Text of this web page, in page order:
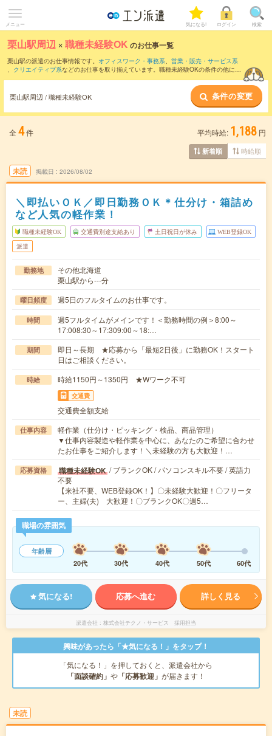
メニュー 気になる! ログイン 検索
栗山駅周辺 ×職種未経験OK のお仕事一覧
栗山駅の派遣のお仕事情報です。 オフィスワーク・事務系、 営業・販売・サービス系
、 クリエイティブ系などのお仕事を取り揃えています。職種未経験OKの条件の他に、
栗山駅周辺 / 職種未経験OK 条件の変更
全 4件 平均時給: 1,188 円
新着順 時給順
未読 掲載日 2026/08/02
＼即払いＯＫ／即日勤務ＯＫ＊仕分け・箱詰め
など人気の軽作業！
職種未経験OK 交通費別途支給あり 土日祝日が休み WEB登録OK
派遣
勤務地
その他北海道
栗山駅から---分
曜日頻度 週5日のフルタイムのお仕事です。
時間
週5フルタイムがメインです！＜勤務時間の例＞8:00～
17:008:30～17:309:00～18:…
期間
即日～長期 ★応募から「最短2日後」に勤務OK！スタート
日はご相談ください。
時給 時給1150円～1350円 ★Wワーク不可
交通費
交通費全額支給
仕事内容
軽作業（仕分け・ピッキング・検品、商品管理）
▼仕事内容製造や軽作業を中心に、あなたのご希望に合わせ
たお仕事をご紹介します！＼未経験の方も大歓迎！…
応募資格 職種未経験OK / ブランクOK / パソコンスキル不要 / 英語力
不要
【来社不要、WEB登録OK！】〇未経験大歓迎！〇フリータ
ー、主婦(夫) 大歓迎！〇ブランクOK〇週5…
職場の雰囲気
年齢層
20代
30代 40代 50代 60代
気になる! 応募へ進む 詳しく見る
派遣会社 株式会社テクノ・サービス 採用担当
興味があったら「★気になる！」をタップ！
「気になる！」を押しておくと、派遣会社から
「面談確約」 や 「応募歓迎」 が届きます！
未読